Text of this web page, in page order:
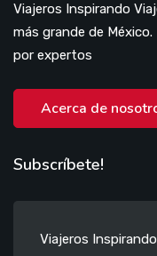
Viajeros Inspirando
más grande de
por expertos
Acerca de
Subscríbete!
Viajeros